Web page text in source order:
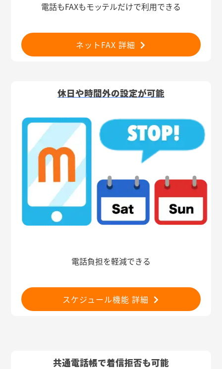
電話もFAXもモッテルだけで利用できる
ネットFAX 詳細
休日や時間外の設定が可能
電話負担を軽減できる
スケジュール機能 詳細
共通電話帳で着信拒否も可能